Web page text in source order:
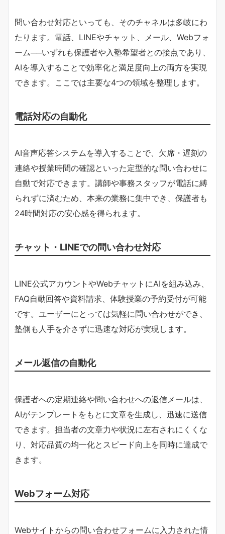
問い合わせ対応といっても、そのチャネルは多岐にわ
たります。電話、LINEやチャット、メール、Webフォ
ーム──いずれも保護者や入塾希望者との接点であり、
AIを導入することで効率化と満足度向上の両方を実現
できます。ここでは主要な4つの領域を整理します。
電話対応の自動化
AI音声応答システムを導入することで、欠席・遅刻の
連絡や授業時間の確認といった定型的な問い合わせに
自動で対応できます。講師や事務スタッフが電話に縛
られずに済むため、本来の業務に集中でき、保護者も
24時間対応の安心感を得られます。
チャット・LINEでの問い合わせ対応
LINE公式アカウントやWebチャットにAIを組み込み、
FAQ自動回答や資料請求、体験授業の予約受付が可能
です。ユーザーにとっては気軽に問い合わせができ、
塾側も人手を介さずに迅速な対応が実現します。
メール返信の自動化
保護者への定期連絡や問い合わせへの返信メールは、
AIがテンプレートをもとに文章を生成し、迅速に送信
できます。担当者の文章力や状況に左右されにくくな
り、対応品質の均一化とスピード向上を同時に達成で
きます。
Webフォーム対応
Webサイトからの問い合わせフォームに入力された情